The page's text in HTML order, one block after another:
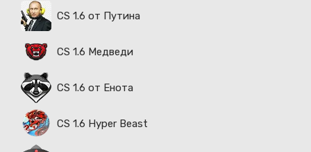
CS 1.6 от Путина
CS 1.6 Медведи
CS 1.6 от Енота
CS 1.6 Hyper Beast